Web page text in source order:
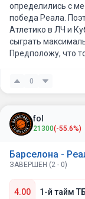
определились с
победа Реала.
Атлетико в ЛЧ и
сыграть
Предположу, что
0
fol
21300(-55.6%)
Барселона -
ЗАВЕРШЕН (2 - 0)
4.00 1-й тайм